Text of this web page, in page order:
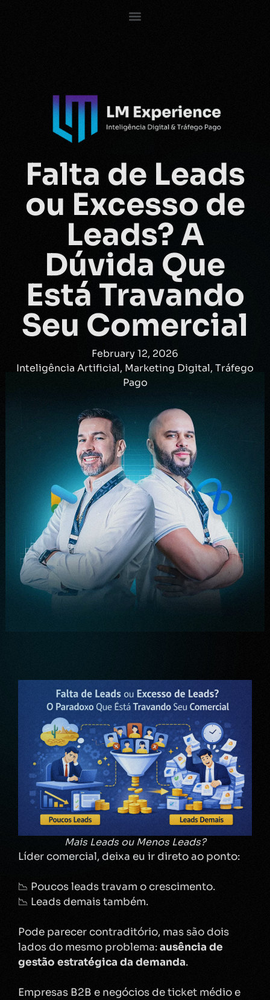
Falta de Leads
ou Excesso de
Leads? A
Dúvida Que
Está Travando
Seu Comercial
February 12, 2026
Inteligência Artificial, Marketing Digital, Tráfego
Pago
Mais Leads ou Menos Leads?
Líder comercial, deixa eu ir direto ao ponto:
📉 Poucos leads travam o crescimento.
📉 Leads demais também.
Pode parecer contraditório, mas são dois
lados do mesmo problema:ausência de
gestão estratégica da demanda.
Empresas B2B e negócios de ticket médio e